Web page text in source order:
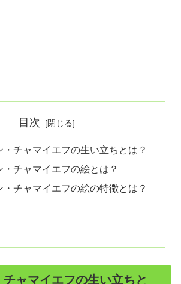
目次
・チャマイエフの生い立ちとは？
・チャマイエフの絵とは？
・チャマイエフの絵の特徴とは？
ャマイエフの生い立ちと